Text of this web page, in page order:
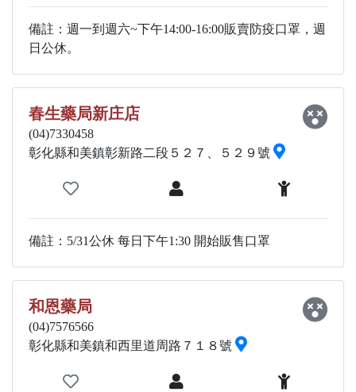
備註：週一到週六~下午14:00-16:00販賣防疫口罩，週
日公休。
春生藥局新庄店
(04)7330458
彰化縣和美鎮彰新路二段５２７、５２９號
備註：5/31公休 每日下午1:30 開始販售口罩
和恩藥局
(04)7576566
彰化縣和美鎮和西里道周路７１８號